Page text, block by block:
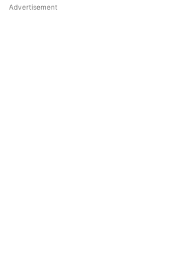
Advertisement